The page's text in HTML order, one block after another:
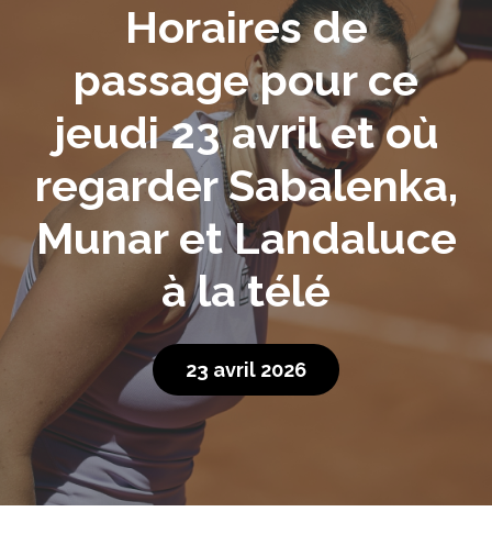
Horaires de
passage pour ce
jeudi 23 avril et où
regarder Sabalenka,
Munar et Landaluce
à la télé
23 avril 2026